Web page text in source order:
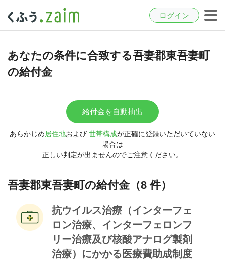
ログイン
あなたの条件に合致する吾妻郡東吾妻町
の給付金
給付金を自動抽出
あらかじめ居住地および 世帯構成が正確に登録いただいていない
場合は
正しい判定が出ませんのでご注意ください。
吾妻郡東吾妻町の給付金（8 件）
抗ウイルス治療（インターフェ
ロン治療、インターフェロンフ
リー治療及び核酸アナログ製剤
治療）にかかる医療費助成制度